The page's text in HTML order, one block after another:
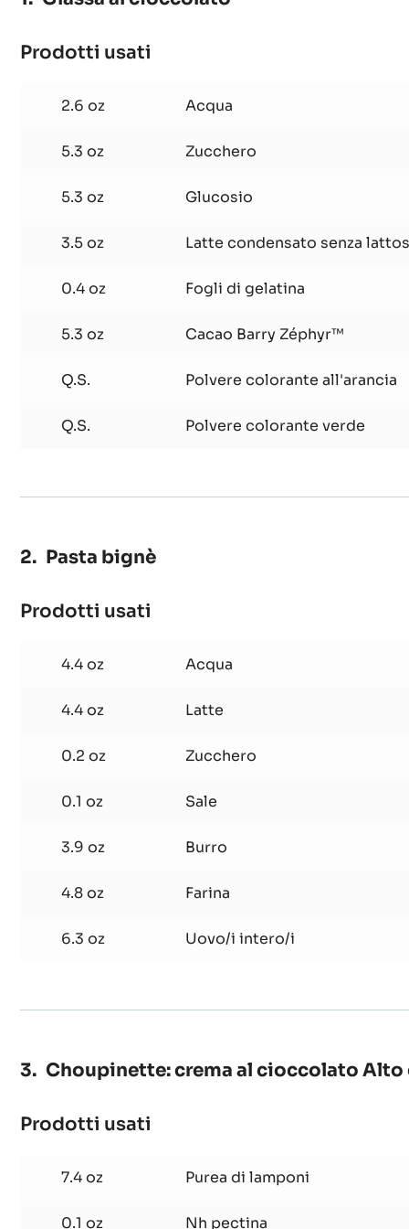
Prodotti usati
2.6 oz Acqua
5.3 oz Zucchero
5.3 oz Glucosio
3.5 oz Latte condensato senza
0.4 oz Fogli di gelatina
5.3 oz Cacao Barry Zéphyr™
Q.S. Polvere colorante all'arancia
Q.S. Polvere colorante verde
Pasta bignè
Prodotti usati
bignè
4.4 oz Acqua
4.4 oz Latte
0.2 oz Zucchero
0.1 oz Sale
3.9 oz Burro
4.8 oz Farina
6.3 oz Uovo/i intero/i
Choupinette: crema al cioccolato Alto
Prodotti usati
crema
cioccolato
7.4 oz Purea di lamponi
0.1 oz Nh pectina